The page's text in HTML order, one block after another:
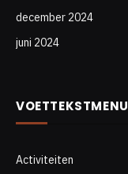
december 2024
juni 2024
VOETTEKSTMENU
Activiteiten